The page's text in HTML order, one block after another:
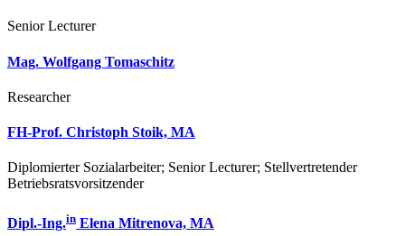
Senior Lecturer
Mag. Wolfgang Tomaschitz
Researcher
FH-Prof. Christoph Stoik, MA
Diplomierter Sozialarbeiter; Senior Lecturer; Stellvertretender
Betriebsratsvorsitzender
Dipl.-Ing.in Elena Mitrenova, MA